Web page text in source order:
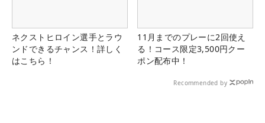
ネクストヒロイン選手とラウ
ンドできるチャンス！詳しく
はこちら！
11月までのプレーに2回使え
る！コース限定3,500円クー
ポン配布中！
Recommended by